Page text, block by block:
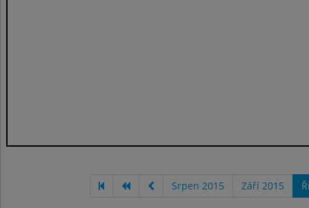
Srpen 2015 Září 2015